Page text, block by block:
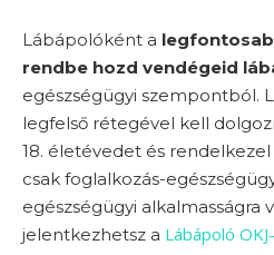
Lábápolóként a
rendbe hozd vendégeid
egészségügyi szempontból.
legfelső rétegével kell
18. életévedet és
csak foglalkozás-
egészségügyi alkalmasságra
jelentkezhetsz a Lábápoló